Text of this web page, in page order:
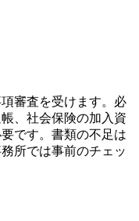
審査を受けます。必
、社会保険の加入資
です。書類の不足は
所では事前のチェッ